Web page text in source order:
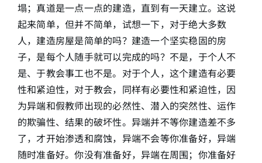
塌；真道是一点一点的建造，直到有一天建立。这说
起来简单，但并不简单，试想一下，对于绝大多数
人，建造房屋是简单的吗？建造一个坚实稳固的房
子，是每个人随手就可以完成的吗？不是，于个人不
是、于教会事工也不是。对于个人，这个建造有必要
性和紧迫性，对于教会，同样有必要性和紧迫性，因
为异端和假教师出现的必然性、潜入的突然性、运作
的欺骗性、结果的破坏性。异端并不等你建造差不多
了，才开始渗透和腐蚀，异端不会等你准备好，异端
随时准备好。你没有准备好，异端在周围；你准备好